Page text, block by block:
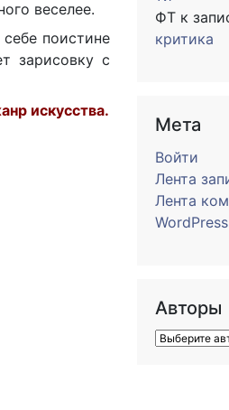
веселее.
поистине
зарисовку с
искусства.
ФТ к
критика
Мета
Войти
Лента
Лента
Авторы